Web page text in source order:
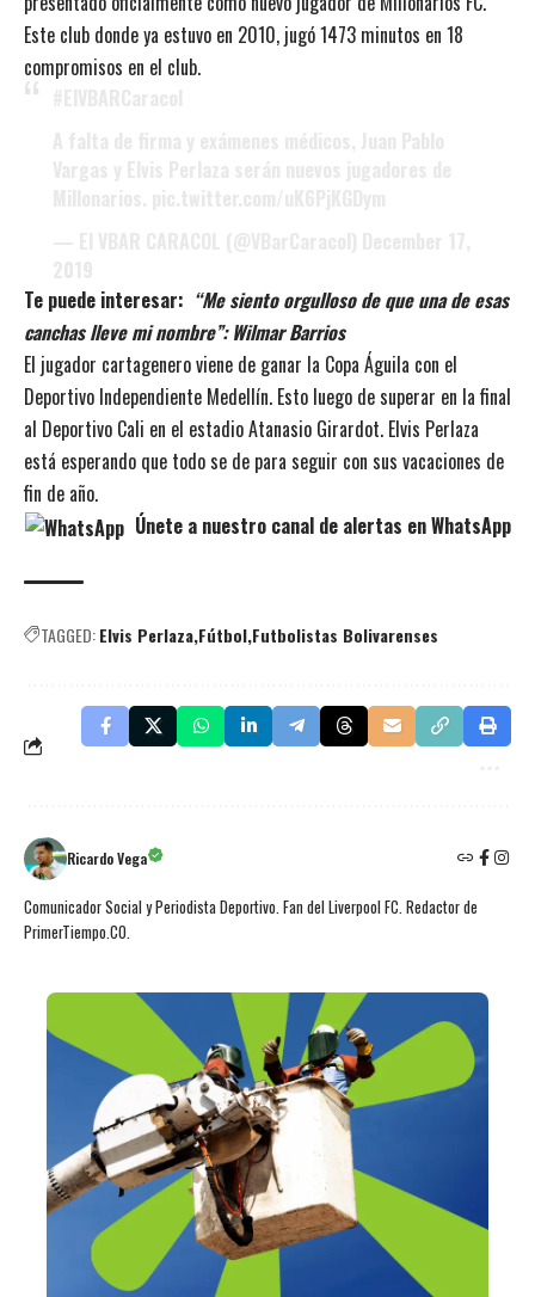
Este club donde ya estuvo en 2010, jugó 1473 minutos en 18
compromisos en el club.
Te puede interesar: “Me siento orgulloso de que una de esas
canchas lleve mi nombre”: Wilmar Barrios
El jugador cartagenero viene de ganar la Copa Águila con el
Deportivo Independiente Medellín. Esto luego de superar en la final
al Deportivo Cali en el estadio Atanasio Girardot. Elvis Perlaza
está esperando que todo se de para seguir con sus vacaciones de
fin de año.
Únete a nuestro canal de alertas en WhatsApp
TAGGED:Elvis Perlaza Fútbol Futbolistas Bolivarenses
Ricardo Vega
Comunicador Social y Periodista Deportivo. Fan del Liverpool FC. Redactor de
PrimerTiempo.CO.